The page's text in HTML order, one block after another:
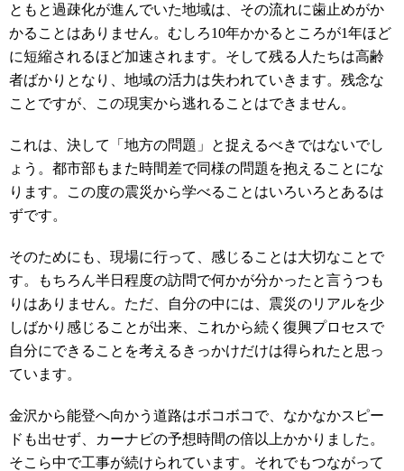
ともと過疎化が進んでいた地域は、その流れに歯止めがか
かることはありません。むしろ10年かかるところが1年ほど
に短縮されるほど加速されます。そして残る人たちは高齢
者ばかりとなり、地域の活力は失われていきます。残念な
ことですが、この現実から逃れることはできません。
これは、決して「地方の問題」と捉えるべきではないでし
ょう。都市部もまた時間差で同様の問題を抱えることにな
ります。この度の震災から学べることはいろいろとあるは
ずです。
そのためにも、現場に行って、感じることは大切なことで
す。もちろん半日程度の訪問で何かが分かったと言うつも
りはありません。ただ、自分の中には、震災のリアルを少
しばかり感じることが出来、これから続く復興プロセスで
自分にできることを考えるきっかけだけは得られたと思っ
ています。
金沢から能登へ向かう道路はボコボコで、なかなかスピー
ドも出せず、カーナビの予想時間の倍以上かかりました。
そこら中で工事が続けられています。それでもつながって